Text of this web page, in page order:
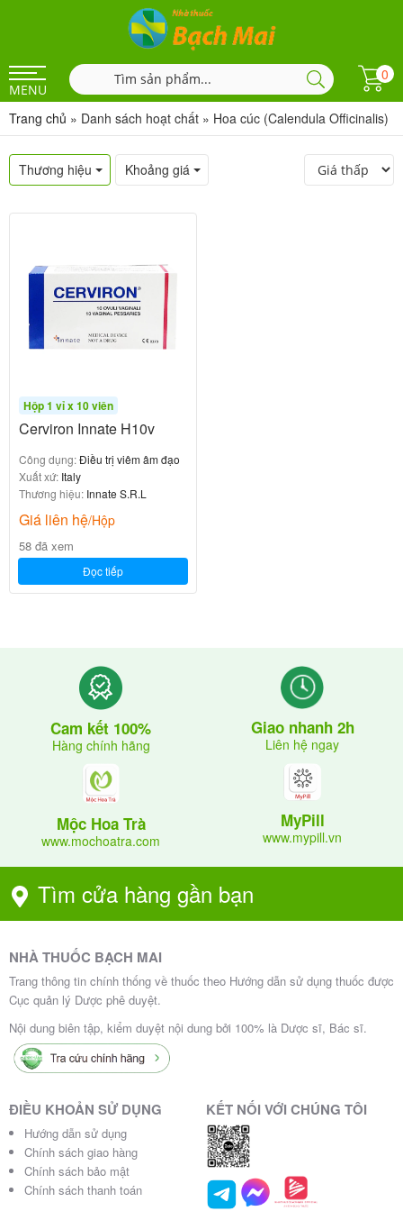
MENU
0
Trang chủ » Danh sách hoạt chất » Hoa cúc (Calendula Officinalis)
Thương hiệu Khoảng giá
Hộp 1 vỉ x 10 viên
Cerviron Innate H10v
Công dụng:Điều trị viêm âm đạo
Xuất xứ: Italy
Thương hiệu: Innate S.R.L
Giá liên hệ/Hộp
58 đã xem
Đọc tiếp
Cam kết 100%
Hàng chính hãng
Giao nhanh 2h
Liên hệ ngay
Mộc Hoa Trà
www.mochoatra.com
MyPill
www.mypill.vn
Tìm cửa hàng gần bạn
NHÀ THUỐC BẠCH MAI
Trang thông tin chính thống về thuốc theo Hướng dẫn sử dụng thuốc được
Cục quản lý Dược phê duyệt.
Nội dung biên tập, kiểm duyệt nội dung bởi 100% là Dược sĩ, Bác sĩ.
ĐIỀU KHOẢN SỬ DỤNG
Hướng dẫn sử dụng
Chính sách giao hàng
Chính sách bảo mật
Chính sách thanh toán
KẾT NỐI VỚI CHÚNG TÔI